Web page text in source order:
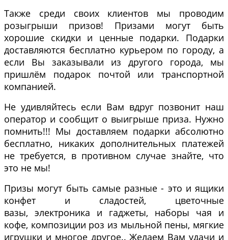
Также среди своих клиентов мы проводим
розыгрыши призов! Призами могут быть
хорошие скидки и ценные подарки. Подарки
доставляются бесплатно курьером по городу, а
если Вы заказывали из другого города, мы
пришлём подарок почтой или транспортной
компанией.
Не удивляйтесь если Вам вдруг позвонит наш
оператор и сообщит о выигрыше приза. Нужно
помнить!!! Мы доставляем подарки абсолютно
бесплатно, никаких дополнительных платежей
не требуется, в противном случае знайте, что
это не мы!
Призы могут быть самые разные - это и ящики
конфет и сладостей, цветочные
вазы, электроника и гаджеты, наборы чая и
кофе, композиции роз из мыльной пены, мягкие
игрушки и многое другое.. Желаем Вам удачи и